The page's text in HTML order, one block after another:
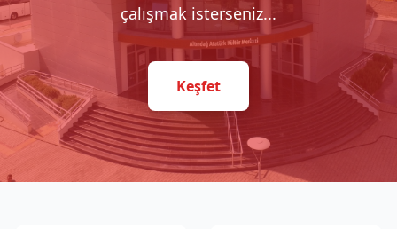
çalışmak isterseniz...
Keşfet